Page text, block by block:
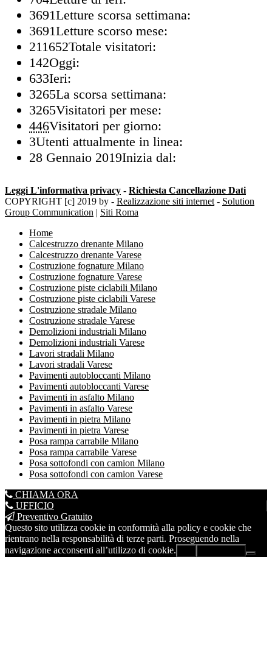
3691Letture scorsa settimana:
3691Letture scorso mese:
211652Totale visitatori:
142Oggi:
633Ieri:
3265La scorsa settimana:
3265Visitatori per mese:
446Visitatori per giorno:
3Utenti attualmente in linea:
28 Gennaio 2019Inizia dal:
Leggi L'informativa privacy - Richiesta Cancellazione Dati
COPYRIGHT [c] 2019 by - Realizzazione siti internet - Solution
Group Communication | Siti Roma
Home
Calcestruzzo drenante Milano
Calcestruzzo drenante Varese
Costruzione fognature Milano
Costruzione fognature Varese
Costruzione piste ciclabili Milano
Costruzione piste ciclabili Varese
Costruzione stradale Milano
Costruzione stradale Varese
Demolizioni industriali Milano
Demolizioni industriali Varese
Lavori stradali Milano
Lavori stradali Varese
Pavimenti autobloccanti Milano
Pavimenti autobloccanti Varese
Pavimenti in asfalto Milano
Pavimenti in asfalto Varese
Pavimenti in pietra Milano
Pavimenti in pietra Varese
Posa rampa carrabile Milano
Posa rampa carrabile Varese
Posa sottofondi con camion Milano
Posa sottofondi con camion Varese
CHIAMA ORA
UFFICIO
Preventivo Gratuito
Questo sito utilizza cookie in conformità alla policy e cookie che
rientrano nella responsabilità di terze parti. Proseguendo nella
navigazione acconsenti all’utilizzo di cookie.